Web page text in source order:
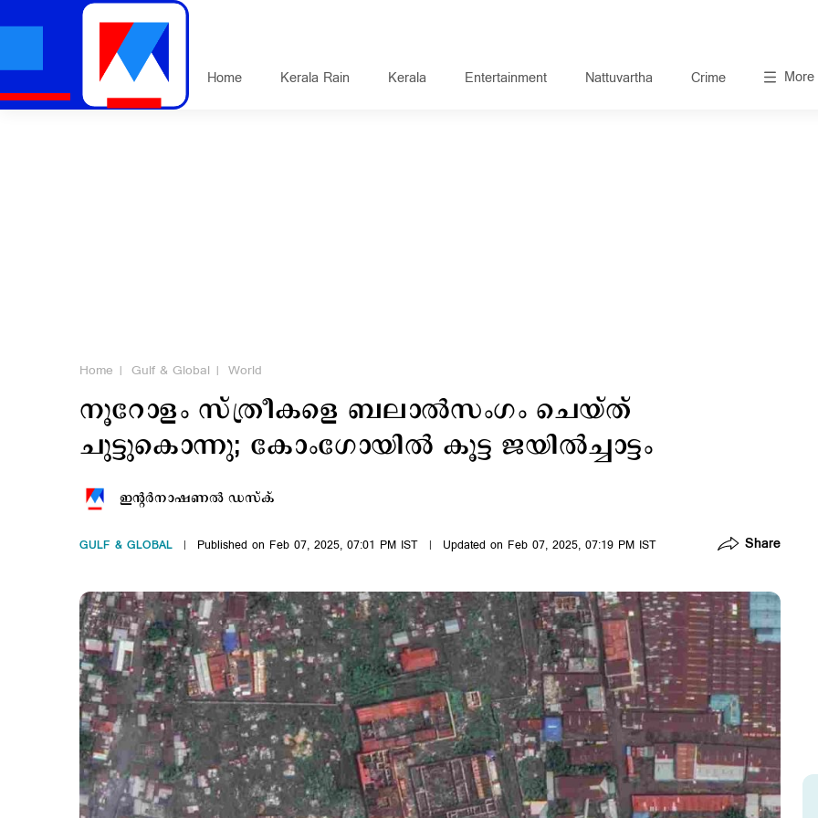
Home Kerala Rain Kerala Entertainment Nattuvartha Crime More
Home Gulf & Global World
നൂറോളം സ്ത്രീകളെ ബലാല്‍സംഗം ചെയ്ത്
ചുട്ടുകൊന്നു; കോംഗോയില്‍ കൂട്ട ജയില്‍ച്ചാട്ടം
ഇന്‍റര്‍നാഷണല്‍ ഡസ്ക്
GULF & GLOBAL Published on Feb 07, 2025, 07:01 PM IST Updated on Feb 07, 2025, 07:19 PM IST Share